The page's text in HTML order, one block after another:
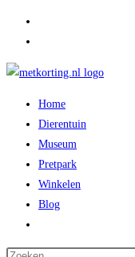
inhoud
Home
Dierentuin
Museum
Pretpark
Winkelen
Blog